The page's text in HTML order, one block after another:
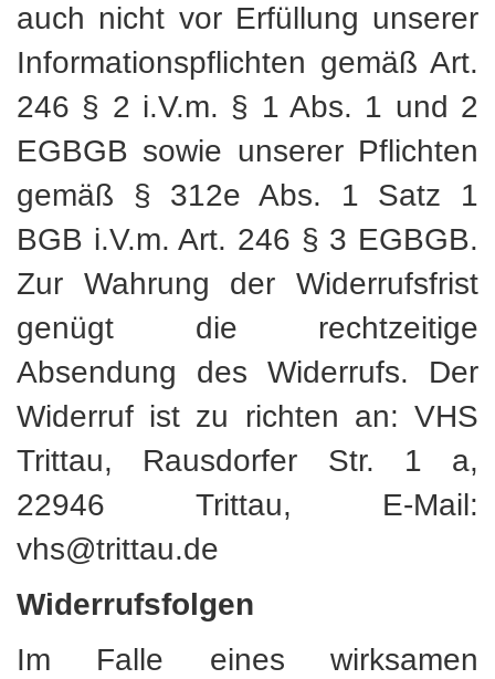
auch nicht vor Erfüllung unserer
Informationspflichten gemäß Art.
246 § 2 i.V.m. § 1 Abs. 1 und 2
EGBGB sowie unserer Pflichten
gemäß § 312e Abs. 1 Satz 1
BGB i.V.m. Art. 246 § 3 EGBGB.
Zur Wahrung der Widerrufsfrist
genügt die rechtzeitige
Absendung des Widerrufs. Der
Widerruf ist zu richten an: VHS
Trittau, Rausdorfer Str. 1 a,
22946 Trittau, E-Mail:
vhs@trittau.de
Widerrufsfolgen
Im Falle eines wirksamen